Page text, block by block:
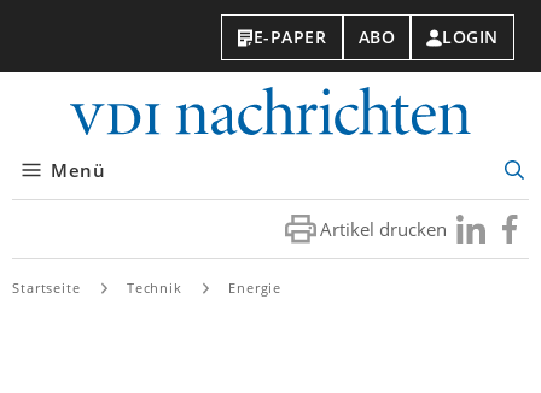
E-PAPER ABO LOGIN
Menü
Artikel drucken Besuchen
Sie
Sie
Startseite Technik Energie